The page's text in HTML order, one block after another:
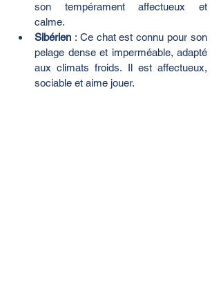
son tempérament affectueux et
calme.
Sibérien : Ce chat est connu pour son
pelage dense et imperméable, adapté
aux climats froids. Il est affectueux,
sociable et aime jouer.